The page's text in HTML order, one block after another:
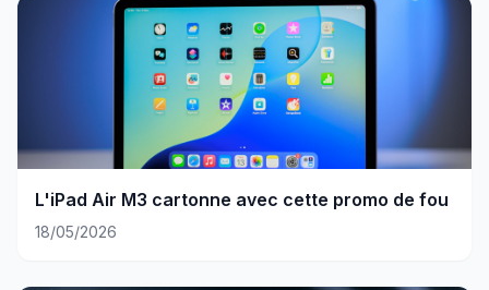
L'iPad Air M3 cartonne avec cette promo de fou
18/05/2026